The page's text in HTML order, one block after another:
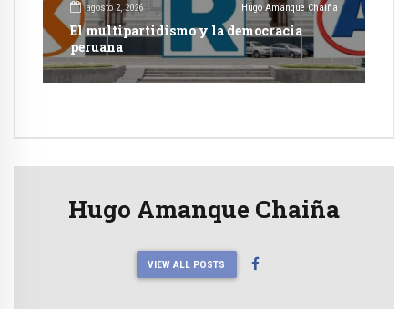
agosto 2, 2026 Hugo Amanque Chaiña
El multipartidismo y la democracia
peruana
Hugo Amanque Chaiña
VIEW ALL POSTS